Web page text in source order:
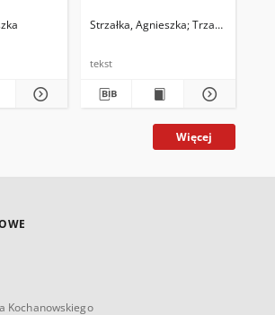
for
Strzałka, Agnieszka Trzaskowski,
tekst
Więcej
Kochanowskiego